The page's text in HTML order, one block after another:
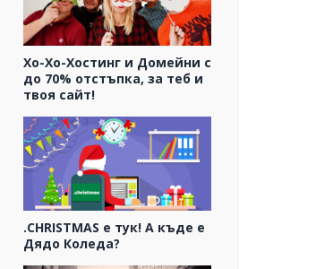
Хо-Хо-Хостинг и Домейни с
до 70% отстъпка, за теб и
твоя сайт!
.CHRISTMAS е тук! А къде е
Дядо Коледа?